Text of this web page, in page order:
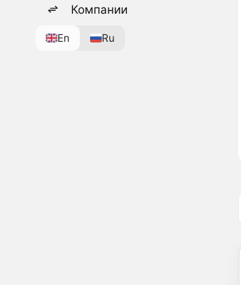
Компании
En Ru